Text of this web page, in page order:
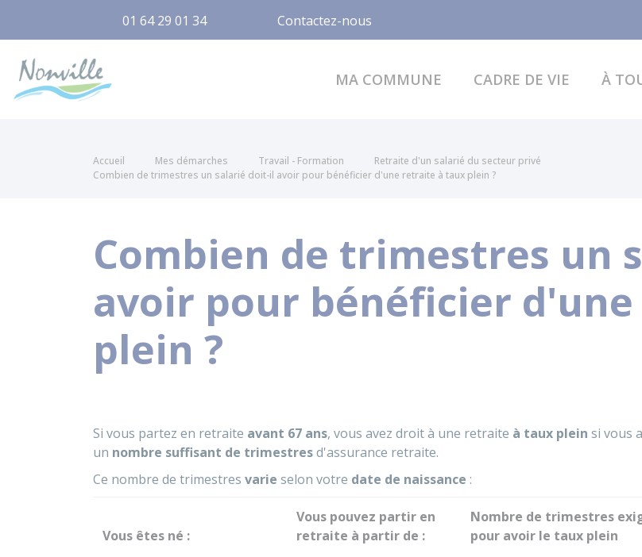
01 64 29 01 34 Contactez-nous
MA COMMUNE CADRE DE VIE À
Accueil Mes démarches Travail - Formation
Retraite d'un salarié du secteur privé
Combien de trimestres un salarié doit-il avoir pour bénéficier d'une retraite à taux plein ?
Combien de trimestres un
avoir pour bénéficier
plein ?
Si vous partez en retraite avant 67 ans, vous avez droit à une retraite à taux plein si vous
un nombre suffisant de trimestresd'assurance retraite.
Ce nombre de trimestres varie selon votre date de naissance :
Vous êtes né :
Vous pouvez partir en
retraite à partir de :
Nombre de trimestres
pour avoir le taux plein